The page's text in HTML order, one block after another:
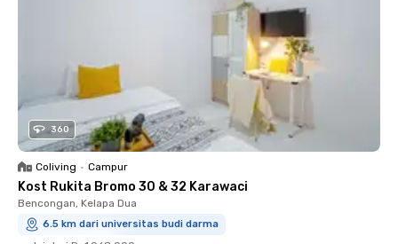
360
Coliving • Campur
Kost Rukita Bromo 30 & 32 Karawaci
Bencongan, Kelapa Dua
6.5 km dari universitas budi darma